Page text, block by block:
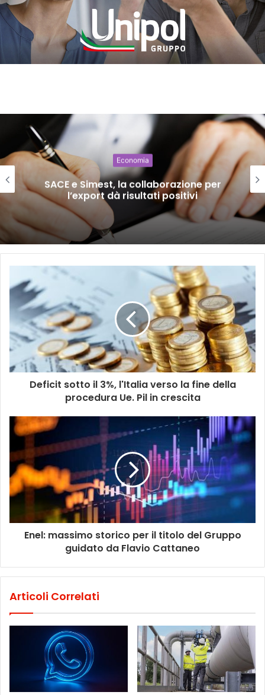
Economia
SACE e Simest, la collaborazione per
l’export dà risultati positivi
Deficit sotto il 3%, l'Italia verso la fine della
procedura Ue. Pil in crescita
Enel: massimo storico per il titolo del Gruppo
guidato da Flavio Cattaneo
Articoli Correlati